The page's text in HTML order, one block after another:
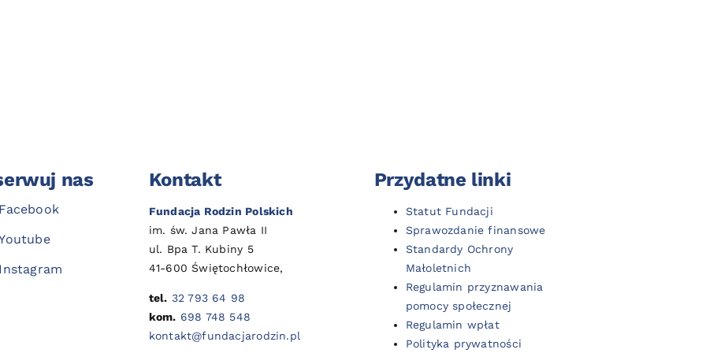
nas Kontakt
Fundacja Rodzin Polskich
im. św. Jana Pawła II
ul. Bpa T. Kubiny 5
41-600 Świętochłowice,
tel. 32 793 64 98
kom. 698 748 548
kontakt@fundacjarodzin.pl
Przydatne linki
Statut Fundacji
Sprawozdanie finansowe
Standardy Ochrony
Małoletnich
Regulamin przyznawania
pomocy społecznej
Regulamin wpłat
Polityka prywatności